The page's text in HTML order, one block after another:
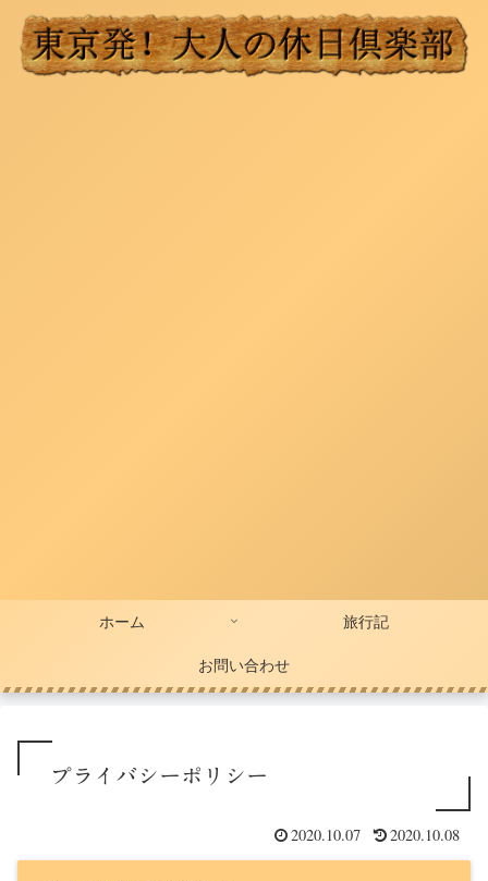
ホーム 旅行記
お問い合わせ
プライバシーポリシー
2020.10.07 2020.10.08